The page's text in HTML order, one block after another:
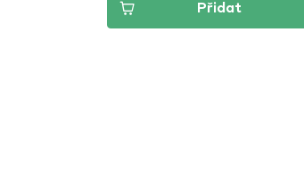
Přidat